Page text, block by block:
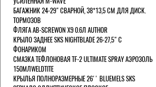
БАГАЖНИК 24-29" СВАРНОЙ, 38*13,5 СМ ДЛЯ ДИСК.
ТОРМОЗОВ
ФЛЯГА AB-SCREWON X9 0.6Л AUTHOR
КРЫЛО ЗАДНЕЕ SKS NIGHTBLADE 26-27,5" С
ФОНАРИКОМ
СМАЗКА ТЕФЛОНОВАЯ TF-2 ULTIMATE SPRAY АЭРОЗОЛЬ
150МЛWELDTITE
КРЫЛЬЯ ПОЛНОРАЗМЕРНЫЕ 26'' BLUEMELS SKS